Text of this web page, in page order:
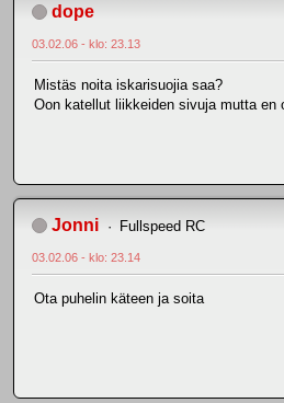
dope
03.02.06 - klo: 23.13
Mistäs noita iskarisuojia saa?
Oon katellut liikkeiden sivuja mutta en
Jonni Fullspeed RC
03.02.06 - klo: 23.14
Ota puhelin käteen ja soita